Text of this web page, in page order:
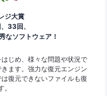
ジ大賞
33回、
なソフトウェア！
じめ、様々な問題や状況で
ます。強力な復元エンジン
復元できないファイルも復
。